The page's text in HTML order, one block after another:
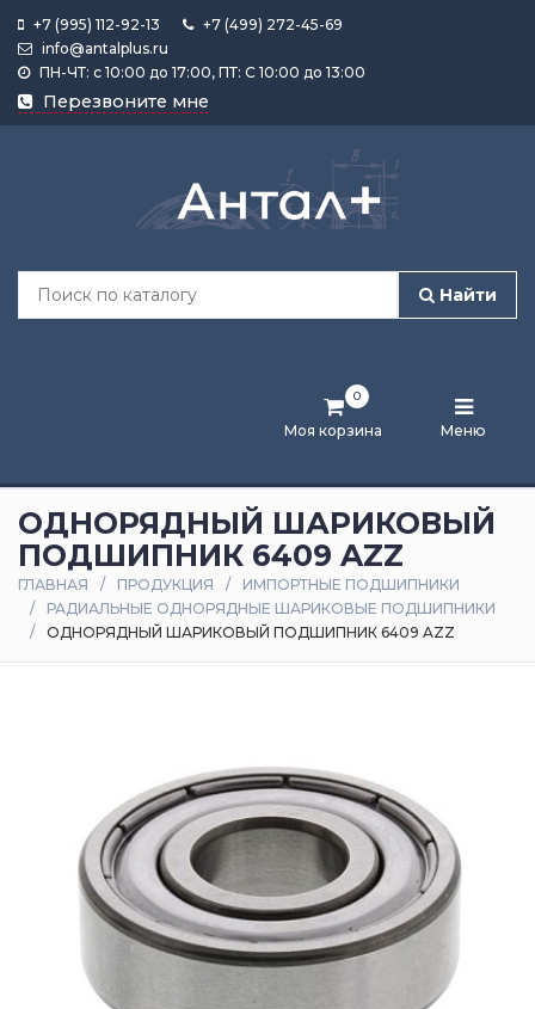
+7 (995) 112-92-13
+7 (499) 272-45-69
info@antalplus.ru
ПН-ЧТ: с 10:00 до 17:00, ПТ: С 10:00 до 13:00
Перезвоните мне
Найти
Моя корзина
0
Меню
Каталог
продукции
Лента
и
статьи
Оплата
доставка
ОДНОРЯДНЫЙ ШАРИКОВЫЙ
ПОДШИПНИК 6409 AZZ
ГЛАВНАЯ ПРОДУКЦИЯ
ИМПОРТНЫЕ ПОДШИПНИКИ
РАДИАЛЬНЫЕ ОДНОРЯДНЫЕ ШАРИКОВЫЕ ПОДШИПНИКИ
ОДНОРЯДНЫЙ ШАРИКОВЫЙ ПОДШИПНИК 6409 AZZ